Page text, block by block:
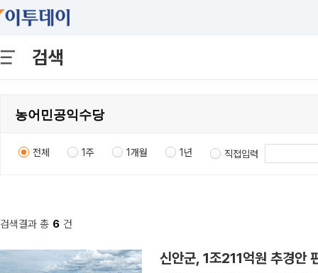
검색
전체 1주 1개월 1년 직접입력
검색결과 총 6 건
신안군, 1조211억원 추경안